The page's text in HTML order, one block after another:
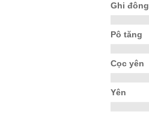
Ghi đông
Pô tăng
Cọc yên
Yên